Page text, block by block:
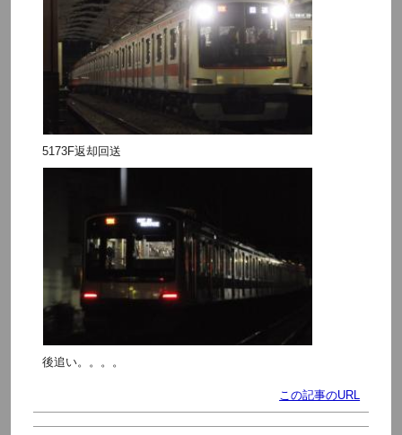
5173F返却回送
後追い。。。。
この記事のURL